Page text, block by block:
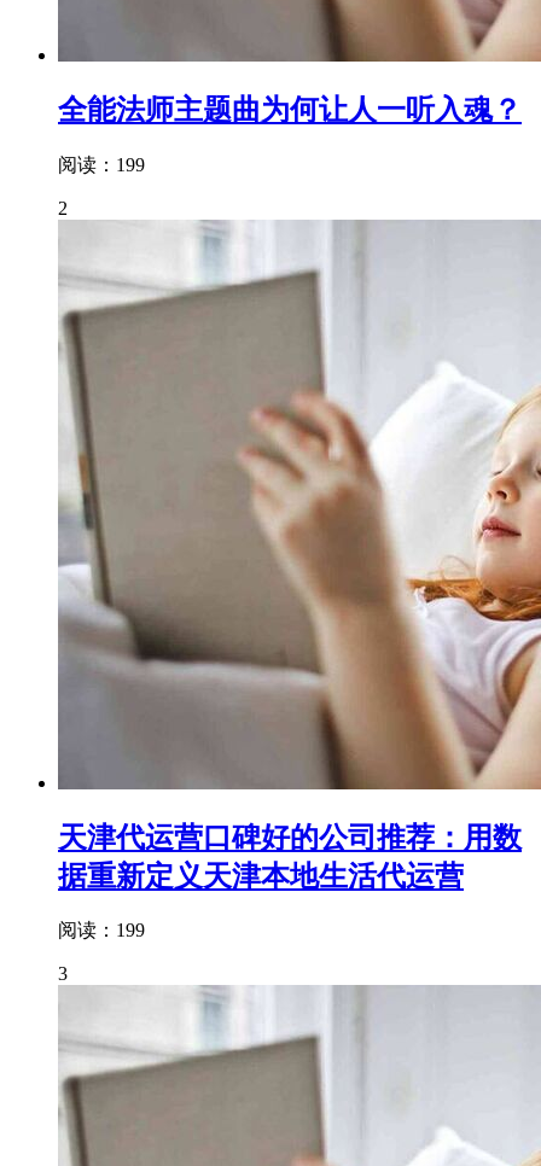
全能法师主题曲为何让人一听入魂？
阅读：199
2
天津代运营口碑好的公司推荐：用数
据重新定义天津本地生活代运营
阅读：199
3